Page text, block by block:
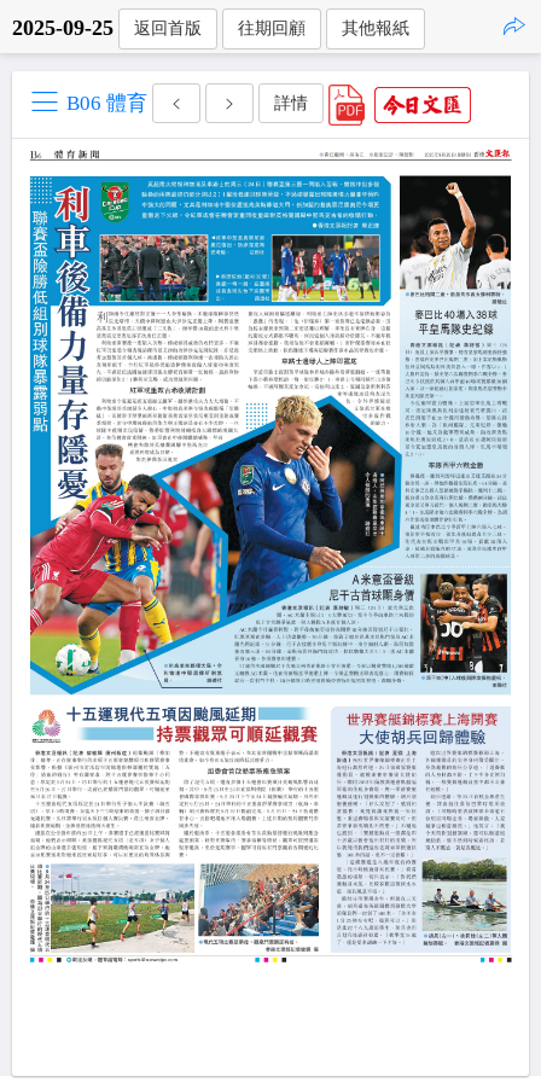
2025-09-25 返回首版 往期回顧 其他報紙
B06 體育 詳情